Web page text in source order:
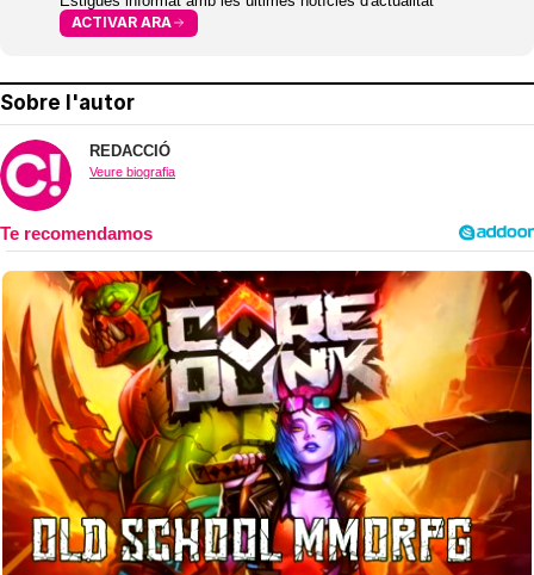
ACTIVAR ARA
Sobre l'autor
REDACCIÓ
Veure biografia